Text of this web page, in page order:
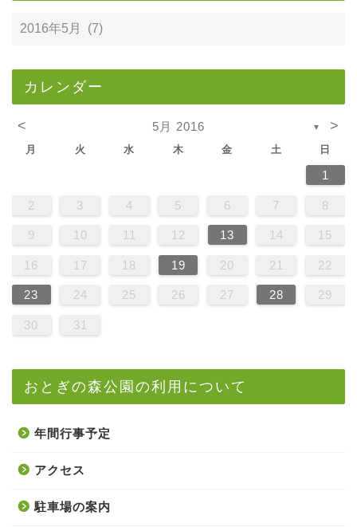
カレンダー
< 5月 2016 ▼ >
月 火 水 木 金 土 日
1
2 3 4 5 6 7 8
9 10 11 12 13 14 15
16 17 18 19 20 21 22
23 24 25 26 27 28 29
30 31
おとぎの森公園の利用について
年間行事予定
アクセス
駐車場の案内